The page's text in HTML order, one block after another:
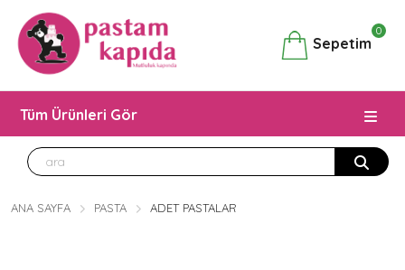
Sepetim
0
Tüm Ürünleri Gör
ANA SAYFA PASTA ADET PASTALAR